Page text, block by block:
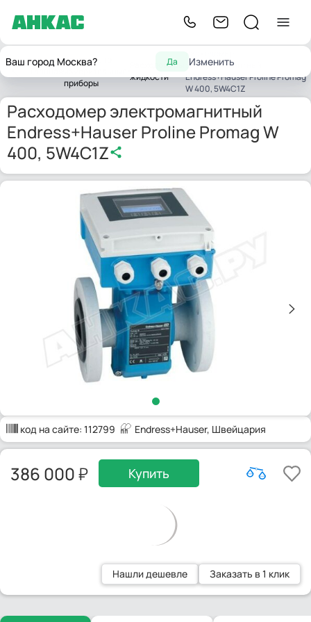
Ваш город Москва? Да Изменить
Главная
Контрольно-
приборы
Расходомеры
жидкости
электромагнитный
Endress+Hauser Proline Promag
W 400, 5W4C1Z
Расходомер электромагнитный
Endress+Hauser Proline Promag W
400, 5W4C1Z
код на сайте: 112799 Endress+Hauser, Швейцария
386 000 Купить
Нашли дешевле Заказать в 1 клик